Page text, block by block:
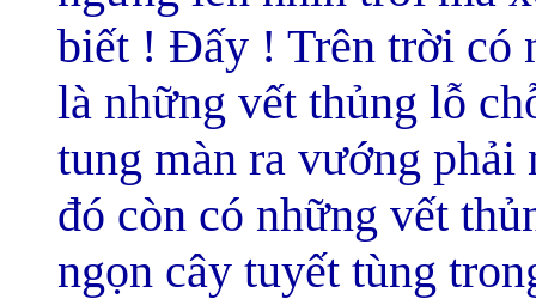
biết ! Đấy ! Trên trời có
là những vết thủng lỗ
tung màn ra vướng
đó còn có những vết
ngọn cây tuyết tùng